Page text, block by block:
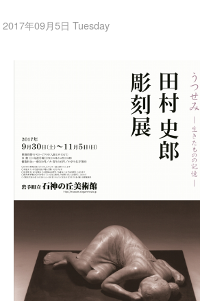
2017年09月5日 Tuesday